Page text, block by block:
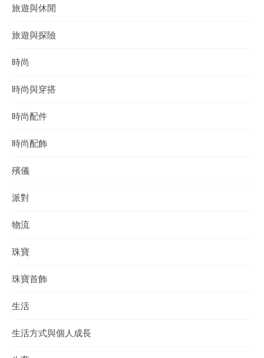
旅遊與休閒
旅遊與探險
時尚
時尚與穿搭
時尚配件
時尚配飾
殯儀
派對
物流
珠寶
珠寶首飾
生活
生活方式與個人成長